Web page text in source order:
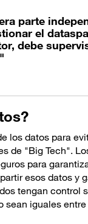
parte
el
debe
los datos para
de "Big Tech".
para
esos datos y
tengan control
sean iguales